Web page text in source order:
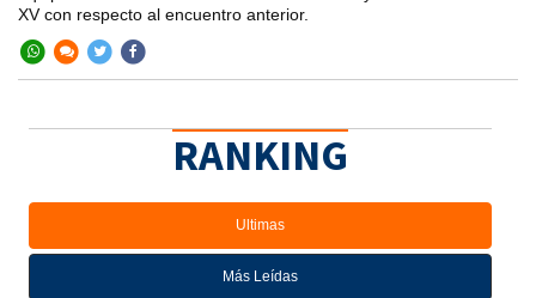
XV con respecto al encuentro anterior.
RANKING
Ultimas
Más Leídas